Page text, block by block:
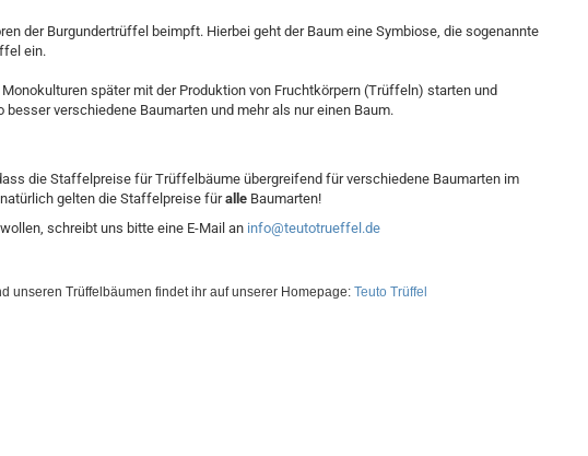
der Burgundertrüffel beimpft. Hierbei geht der Baum eine Symbiose, die sogenannte
ein.
später mit der Produktion von Fruchtkörpern (Trüffeln) starten und
verschiedene Baumarten und mehr als nur einen Baum.
die Staffelpreise für Trüffelbäume übergreifend für verschiedene Baumarten im
gelten die Staffelpreise füralle Baumarten!
schreibt uns bitte eine E-Mail an info@teutotrueffel.de
unseren Trüffelbäumen findet ihr auf unserer Homepage: Teuto Trüffel